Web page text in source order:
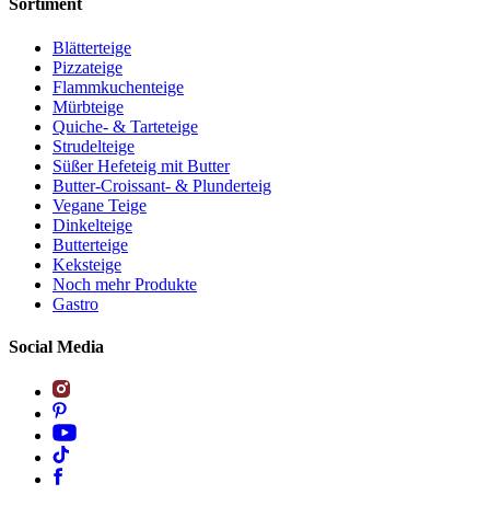
Sortiment
Blätterteige
Pizzateige
Flammkuchenteige
Mürbteige
Quiche- & Tarteteige
Strudelteige
Süßer Hefeteig mit Butter
Butter-Croissant- & Plunderteig
Vegane Teige
Dinkelteige
Butterteige
Keksteige
Noch mehr Produkte
Gastro
Social Media